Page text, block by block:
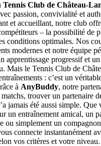
Tennis Club de Château-
passion, convivialité et
et accueillant, notre club
– la possibilité de
conditions optimales. Nos
modernes et notre équipe
apprentissage progressif et
Mais le Tennis Club de
: c’est un
à AnyBuddy, notre
trouver un partenaire
jamais été aussi simple. Que
un entraînement amical, un
ou simplement un
connecte instantanément
vos critères et votre